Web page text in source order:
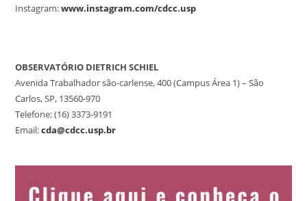
Instagram:www.instagram.com/cdcc.usp
OBSERVATÓRIO DIETRICH SCHIEL
Avenida Trabalhador são-carlense, 400 (Campus Área 1) – São
Carlos, SP, 13560-970
Telefone: (16) 3373-9191
Email:cda@cdcc.usp.br